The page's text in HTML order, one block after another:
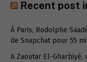
Recent post
À Paris, Rodolphe
de Snapchat pour 55
A Zaoutar El-Gharbiyé,